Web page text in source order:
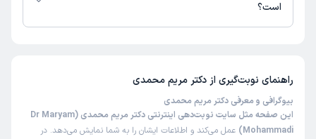
است؟
راهنمای نوبت‌گیری از دکتر مریم محمدی
بیوگرافی و معرفی دکتر مریم محمدی
این صفحه مثل سایت نوبت‌دهی اینترنتی دکتر مریم محمدی (Dr Maryam
Mohammadi)
عمل می‌کند و اطلاعات ایشان را به شما نمایش می‌دهد. در